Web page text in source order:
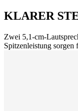
KLARER
Zwei 5,1-cm-
Spitzenleistung sorgen